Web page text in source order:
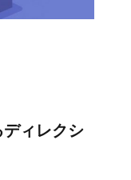
ィレクシ